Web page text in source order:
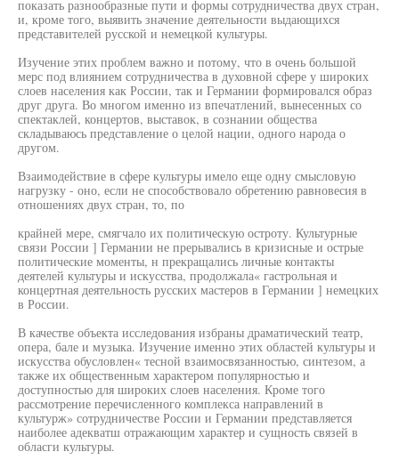
показать разнообразные пути и формы сотрудничества двух стран,
и, кроме того, выявить значение деятельности выдающихся
представителей русской и немецкой культуры.
Изучение этих проблем важно и потому, что в очень большой
мерс под влиянием сотрудничества в духовной сфере у широких
слоев населения как России, так и Германии формировался образ
друг друга. Во многом именно из впечатлений, вынесенных со
спектаклей, концертов, выставок, в сознании общества
складываюсь представление о целой нации, одного народа о
другом.
Взаимодействие в сфере культуры имело еще одну смысловую
нагрузку - оно, если не способствовало обретению равновесия в
отношениях двух стран, то, по
крайней мере, смягчало их политическую остроту. Культурные
связи России ] Германии не прерывались в кризисные и острые
политические моменты, н прекращались личные контакты
деятелей культуры и искусства, продолжала« гастрольная и
концертная деятельность русских мастеров в Германии ] немецких
в России.
В качестве объекта исследования избраны драматический театр,
опера, бале и музыка. Изучение именно этих областей культуры и
искусства обусловлен« тесной взаимосвязанностью, синтезом, а
также их общественным характером популярностью и
доступностью для широких слоев населения. Кроме того
рассмотрение перечисленного комплекса направлений в
культурж» сотрудничестве России и Германии представляется
наиболее адекватш отражающим характер и сущность связей в
обласги культуры.